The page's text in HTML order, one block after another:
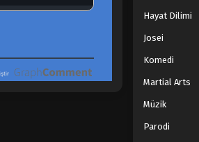
Hayat Dilimi
Josei
Komedi
Martial Arts
Müzik
Parodi